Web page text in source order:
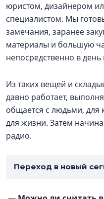
юристом, дизайнером
специалистом. Мы
замечания, заранее
материалы и большую
непосредственно в
Из таких вещей и
давно работает,
общается с людьми, для
для жизни. Затем
радио.
Переход в новый